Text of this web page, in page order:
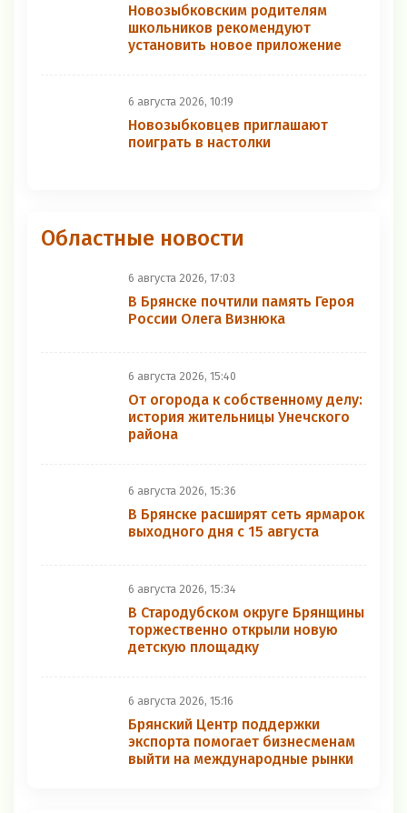
Новозыбковским родителям
школьников рекомендуют
установить новое приложение
6 августа 2026, 10:19
Новозыбковцев приглашают
поиграть в настолки
Областные новости
6 августа 2026, 17:03
В Брянске почтили память Героя
России Олега Визнюка
6 августа 2026, 15:40
От огорода к собственному делу:
история жительницы Унечского
района
6 августа 2026, 15:36
В Брянске расширят сеть ярмарок
выходного дня с 15 августа
6 августа 2026, 15:34
В Стародубском округе Брянщины
торжественно открыли новую
детскую площадку
6 августа 2026, 15:16
Брянский Центр поддержки
экспорта помогает бизнесменам
выйти на международные рынки